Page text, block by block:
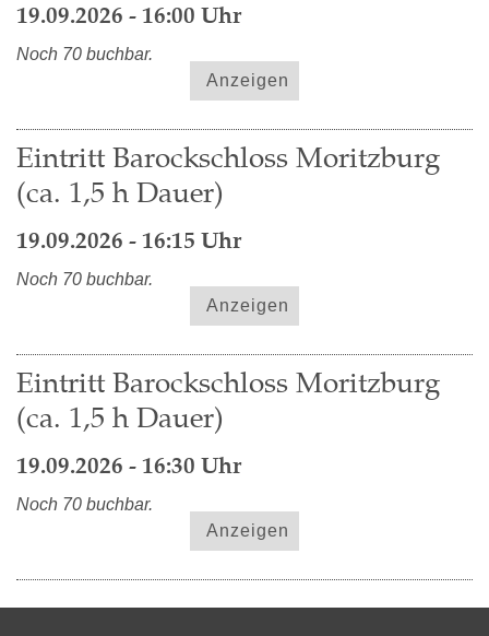
19.09.2026 - 16:00 Uhr
Noch 70 buchbar.
Anzeigen
Eintritt Barockschloss Moritzburg
(ca. 1,5 h Dauer)
19.09.2026 - 16:15 Uhr
Noch 70 buchbar.
Anzeigen
Eintritt Barockschloss Moritzburg
(ca. 1,5 h Dauer)
19.09.2026 - 16:30 Uhr
Noch 70 buchbar.
Anzeigen